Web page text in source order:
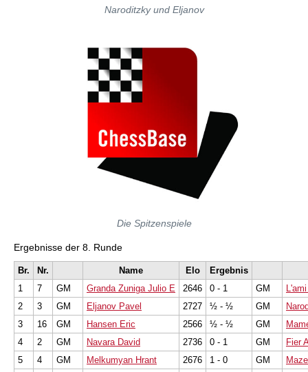
Naroditzky und Eljanov
Die Spitzenspiele
Ergebnisse der 8. Runde
Br. Nr. Name Elo
Ergebnis
1
7 GM Granda Zuniga Julio E 2646 0 - 1 GM
2
3 GM Eljanov Pavel 2727 ½ - ½ GM
3
16 GM Hansen Eric 2566 ½ - ½ GM
4
2 GM Navara David 2736 0 - 1 GM
Fier
5
4 GM Melkumyan Hrant 2676 1 - 0 GM